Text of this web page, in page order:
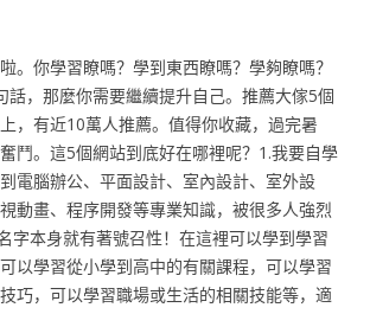
。你學習瞭嗎？學到東西瞭嗎？學夠瞭嗎？
話，那麼你需要繼續提升自己。推薦大傢5個
，有近10萬人推薦。值得你收藏，過完暑
鬥。這5個網站到底好在哪裡呢？1.我要自學
電腦辦公、平面設計、室內設計、室外設
動畫、程序開發等專業知識，被很多人強烈
字本身就有著號召性！在這裡可以學到學習
以學習從小學到高中的有關課程，可以學習
巧，可以學習職場或生活的相關技能等，適